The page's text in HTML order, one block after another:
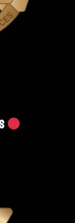
Live Official Updates